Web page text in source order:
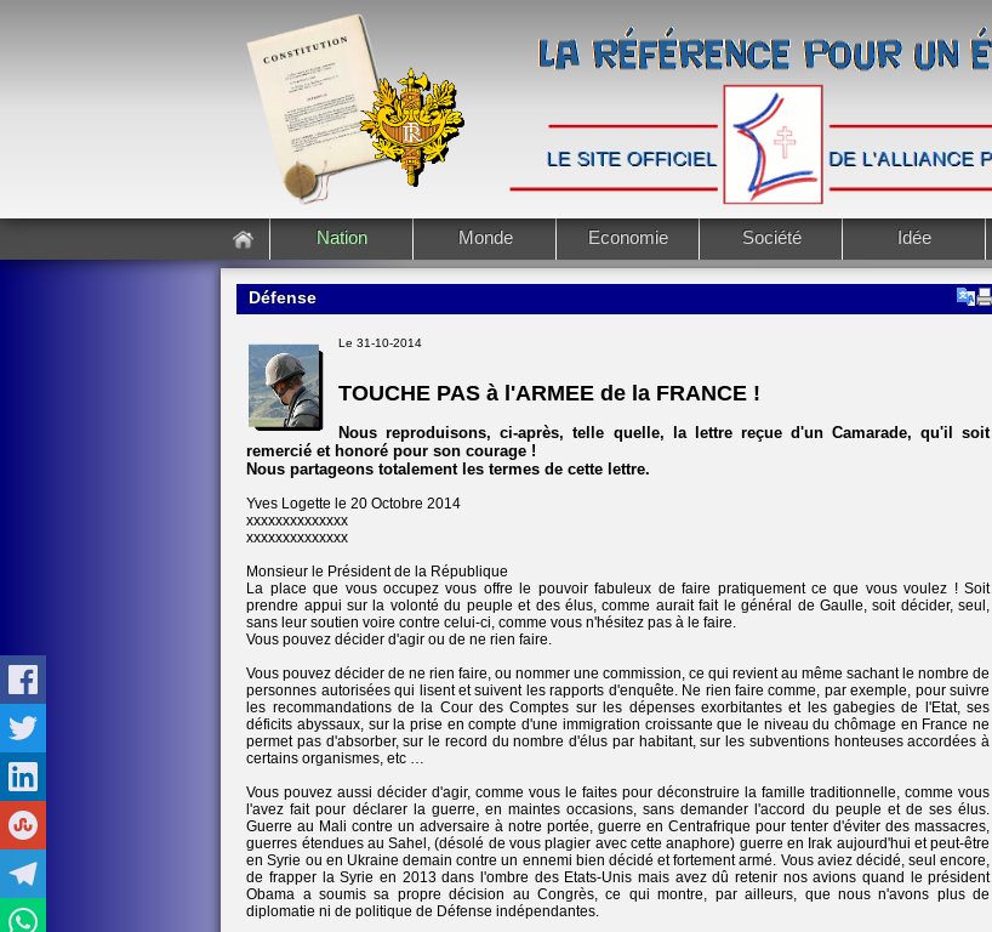
Nation Monde Economie Société Idée
Défense
Le 31-10-2014
TOUCHE PAS à l'ARMEE de la FRANCE !
Nous reproduisons, ci-après, telle quelle, la lettre reçue d'un Camarade, qu'il soit
remercié et honoré pour son courage !
Nous partageons totalement les termes de cette lettre.
Yves Logette le 20 Octobre 2014
xxxxxxxxxxxxxx
xxxxxxxxxxxxxx
Monsieur le Président de la République
La place que vous occupez vous offre le pouvoir fabuleux de faire pratiquement ce que vous voulez ! Soit
prendre appui sur la volonté du peuple et des élus, comme aurait fait le général de Gaulle, soit décider, seul,
sans leur soutien voire contre celui-ci, comme vous n'hésitez pas à le faire.
Vous pouvez décider d'agir ou de ne rien faire.
Vous pouvez décider de ne rien faire, ou nommer une commission, ce qui revient au même sachant le nombre de
personnes autorisées qui lisent et suivent les rapports d'enquête. Ne rien faire comme, par exemple, pour suivre
les recommandations de la Cour des Comptes sur les dépenses exorbitantes et les gabegies de l'Etat, ses
déficits abyssaux, sur la prise en compte d'une immigration croissante que le niveau du chômage en France ne
permet pas d'absorber, sur le record du nombre d'élus par habitant, sur les subventions honteuses accordées à
certains organismes, etc …
Vous pouvez aussi décider d'agir, comme vous le faites pour déconstruire la famille traditionnelle, comme vous
l'avez fait pour déclarer la guerre, en maintes occasions, sans demander l'accord du peuple et de ses élus.
Guerre au Mali contre un adversaire à notre portée, guerre en Centrafrique pour tenter d'éviter des massacres,
guerres étendues au Sahel, (désolé de vous plagier avec cette anaphore) guerre en Irak aujourd'hui et peut-être
en Syrie ou en Ukraine demain contre un ennemi bien décidé et fortement armé. Vous aviez décidé, seul encore,
de frapper la Syrie en 2013 dans l'ombre des Etats-Unis mais avez dû retenir nos avions quand le président
Obama a soumis sa propre décision au Congrès, ce qui montre, par ailleurs, que nous n'avons plus de
diplomatie ni de politique de Défense indépendantes.